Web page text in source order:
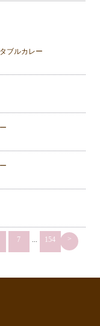
ブルカレー
7 ... 154 >